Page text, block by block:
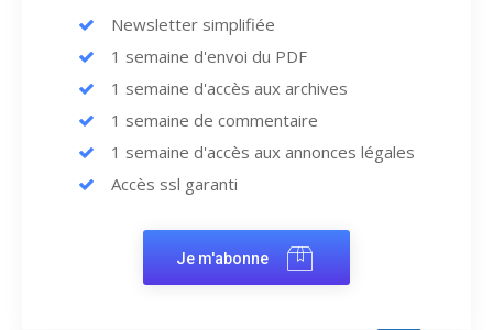
Newsletter simplifiée
1 semaine d'envoi du PDF
1 semaine d'accès aux archives
1 semaine de commentaire
1 semaine d'accès aux annonces légales
Accès ssl garanti
Je m'abonne